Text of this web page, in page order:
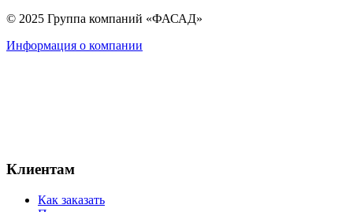
© 2025 Группа компаний «ФАСАД»
Информация о компании
Клиентам
Как заказать